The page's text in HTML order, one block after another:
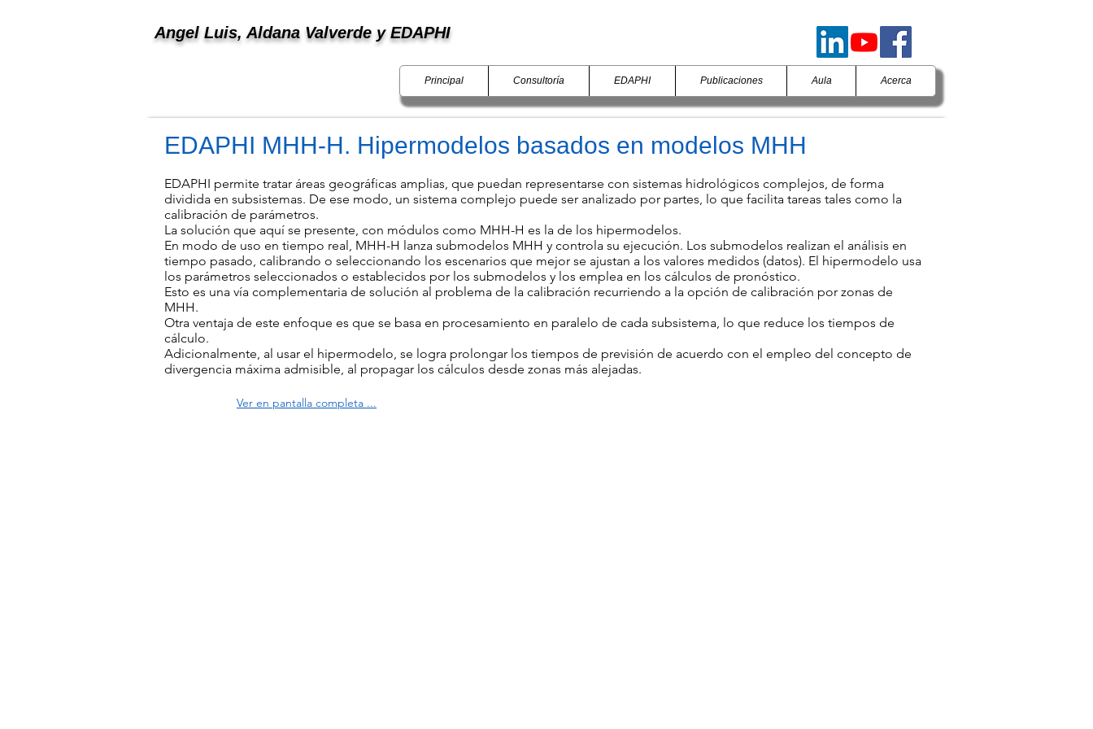
Angel Luis, Aldana Valverde y EDAPHI
Principal Consultoría EDAPHI Publicaciones Aula Acerca
EDAPHI MHH-H. Hipermodelos basados en modelos MHH
EDAPHI permite tratar áreas geográficas amplias, que puedan representarse con sistemas hidrológicos complejos, de forma
dividida en subsistemas. De ese modo, un sistema complejo puede ser analizado por partes, lo que facilita tareas tales como la
calibración de parámetros.
La solución que aquí se presente, con módulos como MHH-H es la de los hipermodelos.
En modo de uso en tiempo real, MHH-H lanza submodelos MHH y controla su ejecución. Los submodelos realizan el análisis en
tiempo pasado, calibrando o seleccionando los escenarios que mejor se ajustan a los valores medidos (datos). El hipermodelo usa
los parámetros seleccionados o establecidos por los submodelos y los emplea en los cálculos de pronóstico.
Esto es una vía complementaria de solución al problema de la calibración recurriendo a la opción de calibración por zonas de
MHH.
Otra ventaja de este enfoque es que se basa en procesamiento en paralelo de cada subsistema, lo que reduce los tiempos de
cálculo.
Adicionalmente, al usar el hipermodelo, se logra prolongar los tiempos de previsión de acuerdo con el empleo del concepto de
divergencia máxima admisible, al propagar los cálculos desde zonas más alejadas.
Ver en pantalla completa ...